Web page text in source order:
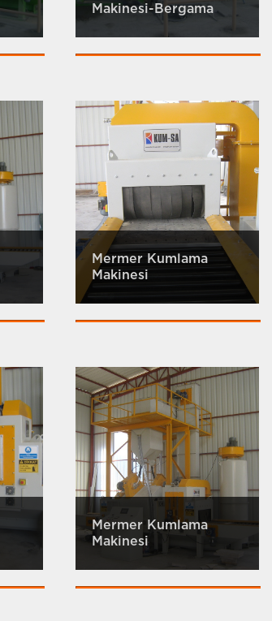
Makinesi-Bergama
Mermer Kumlama
Makinesi
Mermer Kumlama
Makinesi